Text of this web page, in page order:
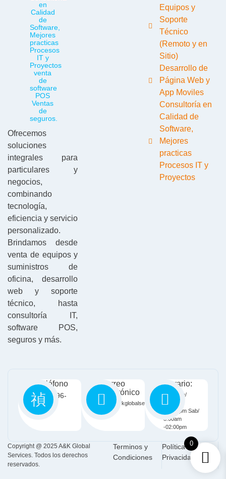
Ofrecemos
soluciones
integrales para
particulares y
negocios,
combinando
tecnología,
eficiencia y servicio
personalizado.
Brindamos desde
venta de equipos y
suministros de
oficina, desarrollo
web y soporte
técnico, hasta
consultoría IT,
software POS,
seguros y más.
Equipos y
Soporte
Técnico
(Remoto y en
Sitio)
Desarrollo de
Página Web y
App Moviles
Consultoría en
Calidad de
Software,
Mejores
practicas
Procesos IT y
Proyectos
Teléfono
809-596-
6345
Correo
electrónico
Info@aykglobalservices.com
Horario:
Lun - Vie/
8:00am
-05:00pm Sab/
8:00am
-02:00pm
Copyright @ 2025 A&K Global
Services. Todos los derechos
reservados.
Terminos y
Condiciones
Política de
Privacidad
0